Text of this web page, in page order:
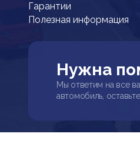
Гарантии
Полезная информация
Нужна
Мы ответим на все
автомобиль,